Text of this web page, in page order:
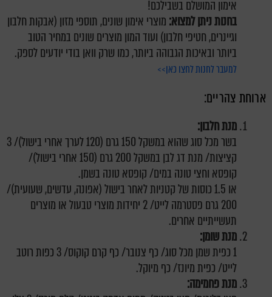
אימון המושלם בשבילכם!
בחנות ניתן למצוא: מוצרי אימון שונים, תוספי מזון (אבקות חלבון
וגיינרים, חטיפי חלבון) ועוד המון מוצרים שונים במחיר הטוב
ביותר ובאיכות הגבוהה ביותר, כמו שרק וואן בודי יודעים לספק.
למעבר לחנות לחצו כאן>>
ארוחת צהריים:
מנת חלבון:
בשר מכל סוג שהוא במשקל 150 גרם (120 לערך אחרי בישול)/ 3
קציצות/ מנת דג לבן במשקל 200 גרם (150 אחרי בישול)/
קופסא וחצי טונה במים/ קופסא טונה בשמן.
או 1.5 כוסות של קטניות לאחר בישול (אפונה, עדשים, שעועית)/
200 גרם פסטרמה לייט/ 2 יחידות מוצרי טבעול או מוצרים
תעשייתיים אחרים.
מנת שומן:
1 כפית שמן מכל סוג/ כף צנובר/ כף קרם קוקוס/ 3 כפות רוטב
לייט/ כפית מיונז/ כף מיוקל.
מנת פחמימה: